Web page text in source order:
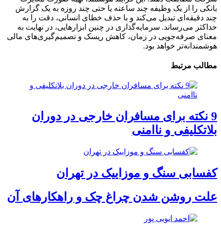
بانکی را از یک وظیفه چند ساعته یا حتی چند روزه به یک گزارش
چند دقیقه‌ای تبدیل می‌کند و با حذف خطای انسانی، دقت را به
حداکثر می‌رساند. سرمایه‌گذاری در چنین ابزارهایی، در نهایت به
معنای صرفه‌جویی در زمان، کاهش ریسک و تصمیم‌گیری‌های مالی
هوشمندانه‌تر خواهد بود.
مطالب مرتبط
9 نکته برای مسافران خارجی در دوران
بلاتکلیفی و ناامنی
کفسابی سنگ و موزاییک در تهران
علت روشن شدن چراغ چک و راهکارهای آن